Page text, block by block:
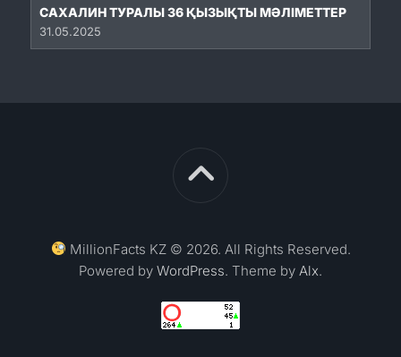
САХАЛИН ТУРАЛЫ 36 ҚЫЗЫҚТЫ МӘЛІМЕТТЕР
31.05.2025
MillionFacts KZ © 2026. All Rights Reserved.
Powered by WordPress. Theme by Alx.